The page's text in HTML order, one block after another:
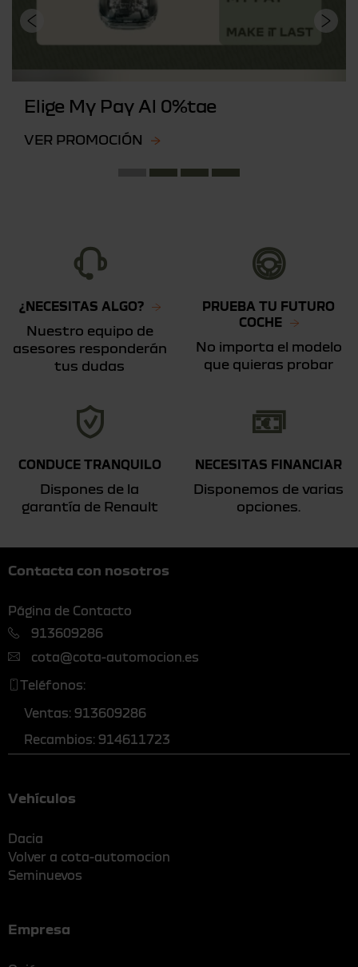
Elige My Pay Al 0%tae
VER PROMOCIÓN
¿NECESITAS ALGO?
Nuestro equipo de
asesores responderán
tus dudas
PRUEBA TU FUTURO
COCHE
No importa el modelo
que quieras probar
CONDUCE TRANQUILO
Dispones de la
garantía de Renault
NECESITAS FINANCIAR
Disponemos de varias
opciones.
Contacta con nosotros
Página de Contacto
913609286
cota@cota-automocion.es
Teléfonos:
Ventas: 913609286
Recambios: 914611723
Vehículos
Dacia
Volver a cota-automocion
Seminuevos
Empresa